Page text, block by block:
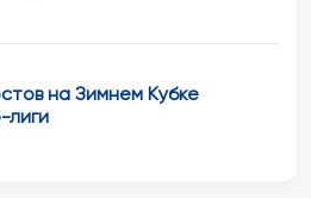
на Зимнем Кубке
лиги